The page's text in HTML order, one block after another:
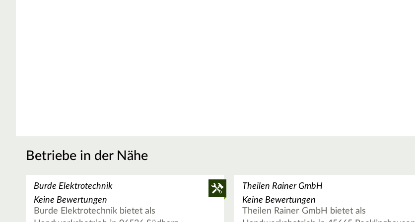
Betriebe in der Nähe
Burde Elektrotechnik
Keine Bewertungen
Burde Elektrotechnik bietet als
Theilen Rainer GmbH
Keine Bewertungen
Theilen Rainer GmbH bietet als